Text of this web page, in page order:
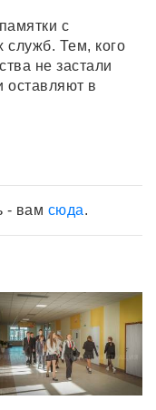
с
служб. Тем, кого
не застали
оставляют в
- вам сюда.